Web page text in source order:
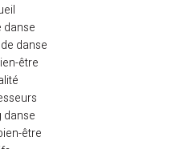
danse
danse
être
danse
être